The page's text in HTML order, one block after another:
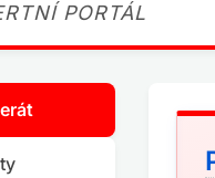
PORTÁL